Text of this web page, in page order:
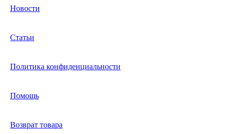
Новости
Статьи
Политика конфиденциальности
Помощь
Возврат товара